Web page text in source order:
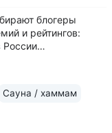
блогеры
и рейтингов:
России
фигуры Tesla
Сауна / хаммам